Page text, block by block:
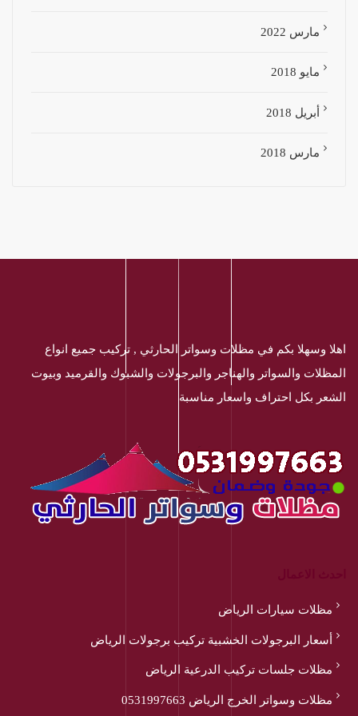
مارس 2022
مايو 2018
أبريل 2018
مارس 2018
اهلا وسهلا بكم في مظلات وسواتر الحارثي , تركيب جميع انواع
المظلات والسواتر والهناجر والبرجولات والشبوك والقرميد وبيوت
الشعر بكل احتراف واسعار مناسبة
مظلات سيارات الرياض
أسعار البرجولات الخشبية تركيب برجولات الرياض
مظلات جلسات تركيب الدرعية الرياض
مظلات وسواتر الخرج الرياض 0531997663